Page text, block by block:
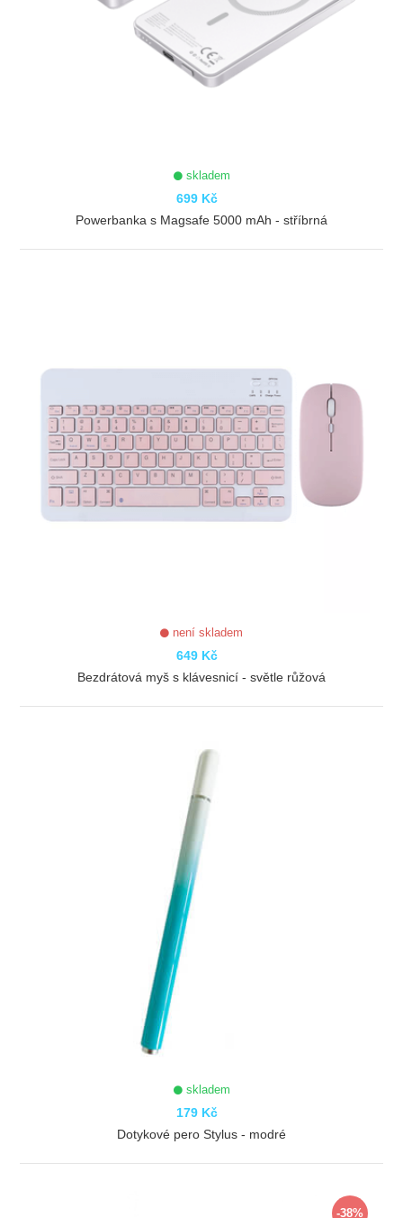
skladem
699 Kč
Powerbanka s Magsafe 5000 mAh - stříbrná
není skladem
649 Kč
Bezdrátová myš s klávesnicí - světle růžová
skladem
179 Kč
Dotykové pero Stylus - modré
-38%